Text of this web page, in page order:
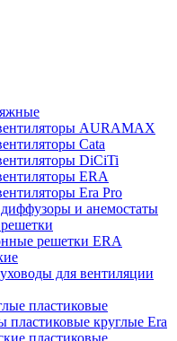
AURAMAX
Cata
DiCiTi
ERA
Era Pro
и анемостаты
решетки ERA
для вентиляции
пластиковые
пластиковые круглые Era